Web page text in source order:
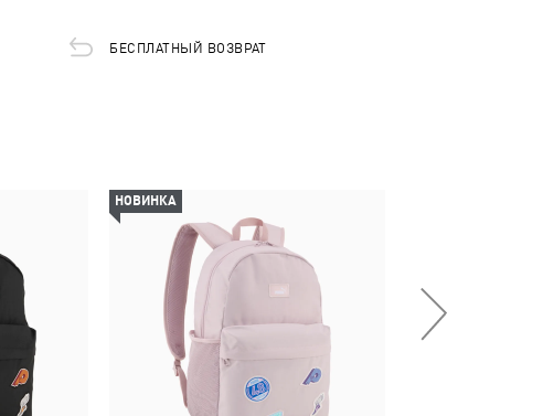
БЕСПЛАТНЫЙ ВОЗВРАТ
НОВИНКА